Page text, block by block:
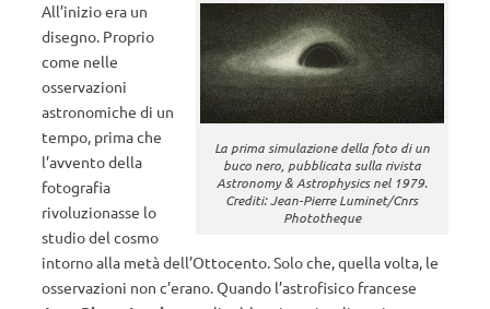
La prima simulazione della foto di un
buco nero, pubblicata sulla rivista
Astronomy & Astrophysics nel 1979.
Crediti: Jean-Pierre Luminet/Cnrs
Phototheque
All’inizio era un
disegno. Proprio
come nelle
osservazioni
astronomiche di un
tempo, prima che
l’avvento della
fotografia
rivoluzionasse lo
studio del cosmo
intorno alla metà dell’Ottocento. Solo che, quella volta, le
osservazioni non c’erano. Quando l’astrofisico francese